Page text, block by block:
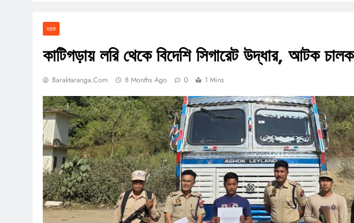
বরাক
কাটিগড়ায় লরি থেকে বিদেশি সিগারেট উদ্ধার, আটক চালক
Baraktaranga.com 8 Months Ago 0 1 Mins